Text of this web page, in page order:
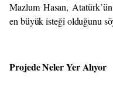
Mazlum Hasan, Atatürk’ün
en büyük isteği olduğunu
Projede Neler Yer Alıyor